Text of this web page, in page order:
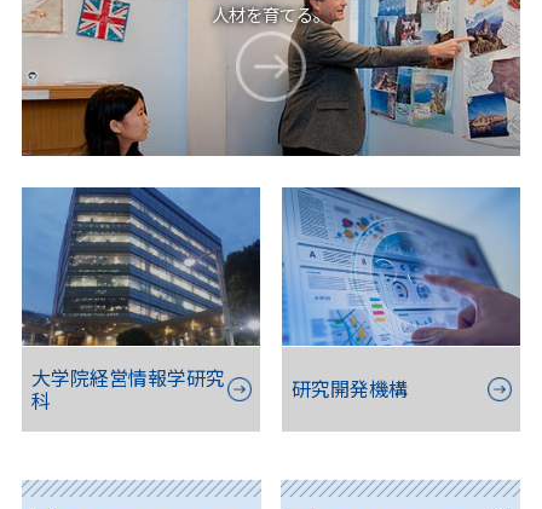
人材を育てる。
大学院経営情報学研究
科 研究開発機構